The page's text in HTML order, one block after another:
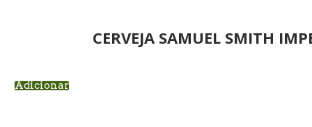
CERVEJA SAMUEL SMITH
Adicionar